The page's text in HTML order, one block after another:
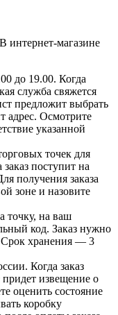
интернет-магазине
до 19.00. Когда
служба свяжется
предложит выбрать
адрес. Осмотрите
указанной
точек для
поступит на
получения заказа
зоне и назовите
точку, на ваш
код. Заказ нужно
Срок хранения — 3
Когда заказ
придет извещение о
оценить состояние
коробку